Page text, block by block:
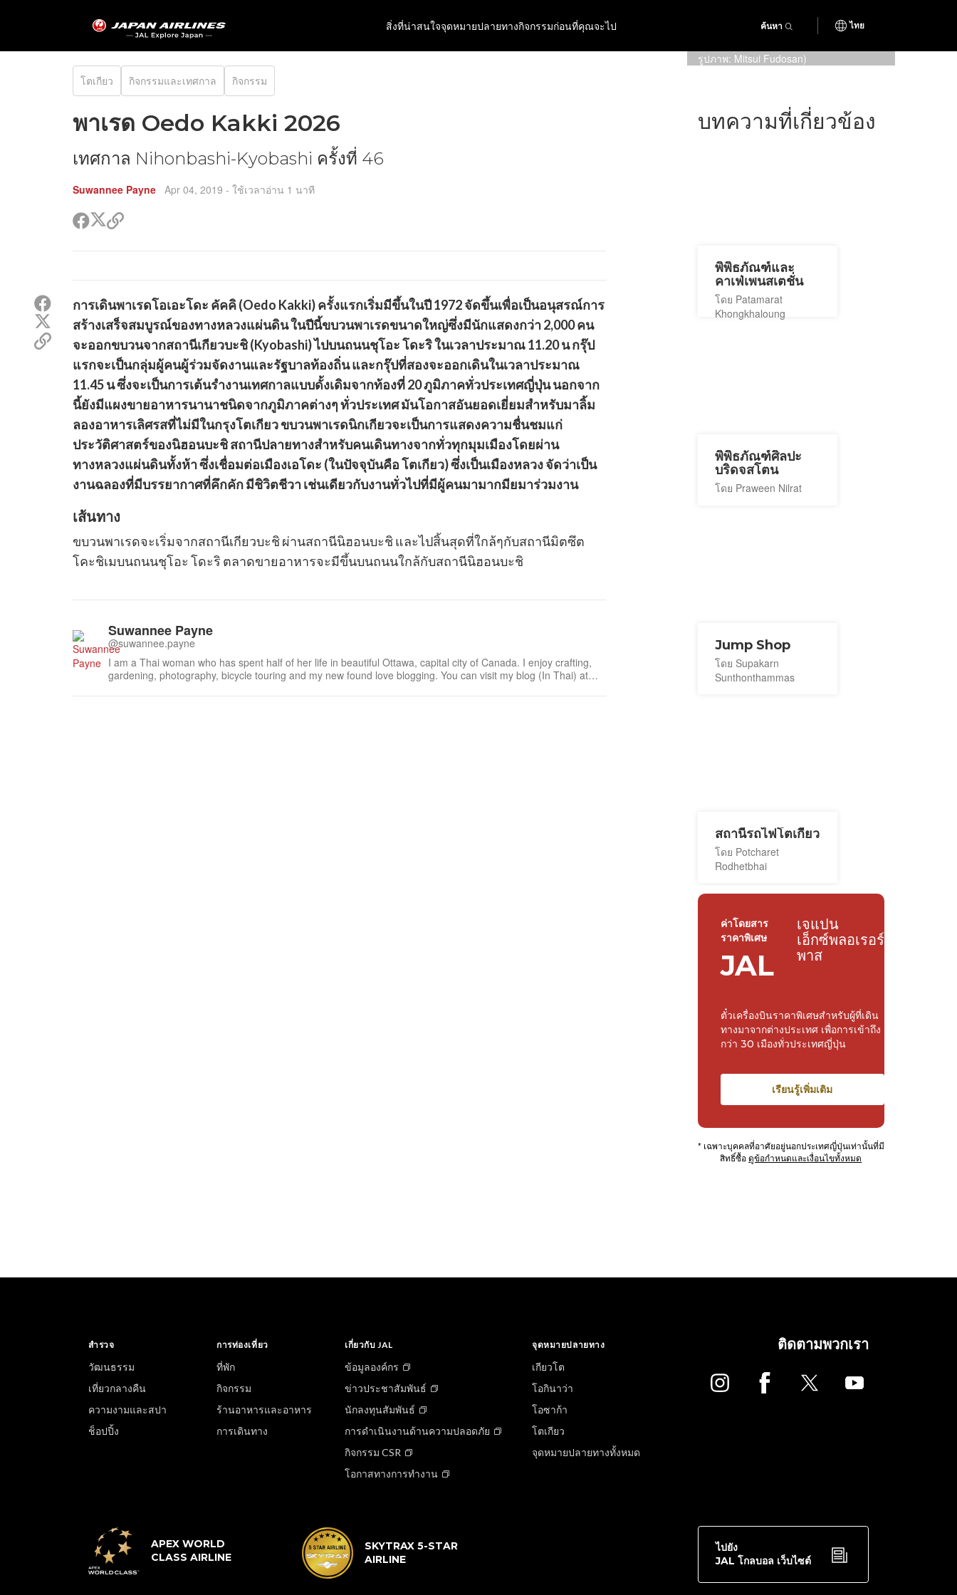
สิ่งที่น่าสนใจจุดหมายปลายทางกิจกรรมก่อนที่คุณจะไป ค้นหา ไทย
Over 2,000 performers will
รูปภาพ: Mitsui Fudosan)
โตเกียว กิจกรรมและเทศกาล กิจกรรม
พาเรด Oedo Kakki 2026
เทศกาล Nihonbashi-Kyobashi ครั้งที่ 46
Suwannee Payne Apr 04, 2019 - ใช้เวลาอ่าน 1 นาที
แชร์แชร์
ใน
คัด
แชร์
บุค
ใน
คัด
การเดินพาเรดโอเอะโดะ คัคคิ (Oedo Kakki) ครั้งแรกเริ่มมีขึ้นในปี 1972 จัดขึ้นเพื่อเป็นอนุสรณ์การ
สร้างเสร็จสมบูรณ์ของทางหลวงแผ่นดิน ในปีนี้ขบวนพาเรดขนาดใหญ่ซึ่งมีนักแสดงกว่า 2,000 คน
จะออกขบวนจากสถานีเกียวบะชิ (Kyobashi) ไปบนถนนชุโอะ โดะริ ในเวลาประมาณ 11.20 น กรุ๊ป
แรกจะเป็นกลุ่มผู้คนผู้ร่วมจัดงานและรัฐบาลท้องถิ่น และกรุ๊ปที่สองจะออกเดินในเวลาประมาณ
11.45 น ซึ่งจะเป็นการเต้นรำงานเทศกาลแบบดั้งเดิมจากท้องที่ 20 ภูมิภาคทั่วประเทศญี่ปุ่น นอกจาก
นี้ยังมีแผงขายอาหารนานาชนิดจากภูมิภาคต่างๆ ทั่วประเทศ มันโอกาสอันยอดเยี่ยมสำหรับมาลิ้ม
ลองอาหารเลิศรสที่ไม่มีในกรุงโตเกียว ขบวนพาเรดนิกเกียวจะเป็นการแสดงความชื่นชมแก่
ประวัติศาสตร์ของนิฮอนบะชิ สถานีปลายทางสำหรับคนเดินทางจากทั่วทุกมุมเมืองโดยผ่าน
ทางหลวงแผ่นดินทั้งห้า ซึ่งเชื่อมต่อเมืองเอโดะ (ในปัจจุบันคือ โตเกียว) ซึ่งเป็นเมืองหลวง จัดว่าเป็น
งานฉลองที่มีบรรยากาศที่คึกคัก มีชิวิตชีวา เช่นเดียวกับงานทั่วไปที่มีผู้คนมามากมียมาร่วมงาน
เส้นทาง
ขบวนพาเรดจะเริ่มจากสถานีเกียวบะชิ ผ่านสถานีนิฮอนบะชิ และไปสิ้นสุดที่ใกล้ๆกับสถานีมิตซึต
โคะชิเมบนถนนชุโอะ โดะริ ตลาดขายอาหารจะมีขึ้นบนถนนใกล้กับสถานีนิฮอนบะชิ
Suwannee Payne
@suwannee.payne
I am a Thai woman who has spent half of her life in beautiful Ottawa, capital city of Canada. I enjoy crafting,
gardening, photography, bicycle touring and my new found love blogging. You can visit my blog (In Thai) at
บทความที่เกี่ยวข้อง
พิพิธภัณฑ์และ
คาเฟ่เพนสเตชั่น
โดย Patamarat
Khongkhaloung
พิพิธภัณฑ์ศิลปะ
บริดจสโตน
โดย Praween Nilrat
Jump Shop
โดย Supakarn
Sunthonthammas
สถานีรถไฟโตเกียว
โดย Potcharet
Rodhetbhai
ค่าโดยสาร
ราคาพิเศษ
JAL
เจแปน
เอ็กซ์พลอเรอร์
พาส
ตั๋วเครื่องบินราคาพิเศษสำหรับผู้ที่เดิน
ทางมาจากต่างประเทศ เพื่อการเข้าถึง
กว่า 30 เมืองทั่วประเทศญี่ปุ่น
เรียนรู้เพิ่มเติม
* เฉพาะบุคคลที่อาศัยอยู่นอกประเทศญี่ปุ่นเท่านั้นที่มี
สิทธิ์ซื้อดูข้อกำหนดและเงื่อนไขทั้งหมด
สำรวจ
วัฒนธรรม
เที่ยวกลางคืน
ความงามและสปา
ช็อปปิ้ง
การท่องเที่ยว
ที่พัก
กิจกรรม
ร้านอาหารและอาหาร
การเดินทาง
เกี่ยวกับ JAL
ข้อมูลองค์กร
ข่าวประชาสัมพันธ์
นักลงทุนสัมพันธ์
การดำเนินงานด้านความปลอดภัย
กิจกรรม CSR
โอกาสทางการทำงาน
จุดหมายปลายทาง
เกียวโต
โอกินาว่า
โอซาก้า
โตเกียว
จุดหมายปลายทางทั้งหมด
ติดตามพวกเรา
APEX WORLD
CLASS AIRLINE
SKYTRAX 5-STAR
AIRLINE
ไปยัง
JAL โกลบอล เว็บไซต์